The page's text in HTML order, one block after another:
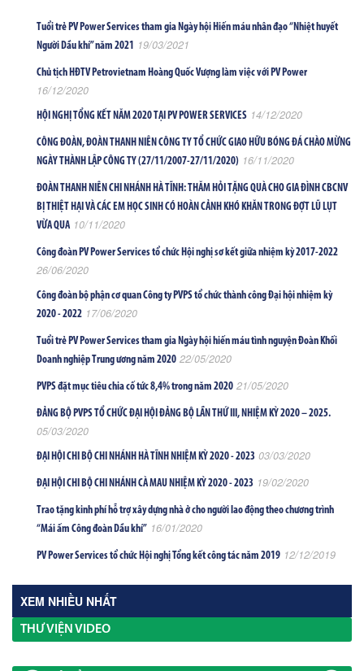
Tuổi trẻ PV Power Services tham gia Ngày hội Hiến máu nhân đạo “Nhiệt huyết
Người Dầu khí” năm 2021 19/03/2021
Chủ tịch HĐTV Petrovietnam Hoàng Quốc Vượng làm việc với PV Power
16/12/2020
HỘI NGHỊ TỔNG KẾT NĂM 2020 TẠI PV POWER SERVICES 14/12/2020
CÔNG ĐOÀN, ĐOÀN THANH NIÊN CÔNG TY TỔ CHỨC GIAO HỮU BÓNG ĐÁ CHÀO MỪNG
NGÀY THÀNH LẬP CÔNG TY (27/11/2007-27/11/2020) 16/11/2020
ĐOÀN THANH NIÊN CHI NHÁNH HÀ TĨNH: THĂM HỎI TẶNG QUÀ CHO GIA ĐÌNH CBCNV
BỊ THIỆT HẠI VÀ CÁC EM HỌC SINH CÓ HOÀN CẢNH KHÓ KHĂN TRONG ĐỢT LŨ LỤT
VỪA QUA 10/11/2020
Công đoàn PV Power Services tổ chức Hội nghị sơ kết giữa nhiệm kỳ 2017-2022
26/06/2020
Công đoàn bộ phận cơ quan Công ty PVPS tổ chức thành công Đại hội nhiệm kỳ
2020 - 2022 17/06/2020
Tuổi trẻ PV Power Services tham gia Ngày hội hiến máu tình nguyện Đoàn Khối
Doanh nghiệp Trung ương năm 2020 22/05/2020
PVPS đặt mục tiêu chia cố tức 8,4% trong năm 2020 21/05/2020
ĐẢNG BỘ PVPS TỔ CHỨC ĐẠI HỘI ĐẢNG BỘ LẦN THỨ III, NHIỆM KỲ 2020 – 2025.
05/03/2020
ĐẠI HỘI CHI BỘ CHI NHÁNH HÀ TĨNH NHIỆM KỲ 2020 - 2023 03/03/2020
ĐẠI HỘI CHI BỘ CHI NHÁNH CÀ MAU NHIỆM KỲ 2020 - 2023 19/02/2020
Trao tặng kinh phí hỗ trợ xây dựng nhà ở cho người lao động theo chương trình
“Mái ấm Công đoàn Dầu khí” 16/01/2020
PV Power Services tổ chức Hội nghị Tổng kết công tác năm 2019 12/12/2019
XEM NHIỀU NHẤT
THƯ VIỆN VIDEO